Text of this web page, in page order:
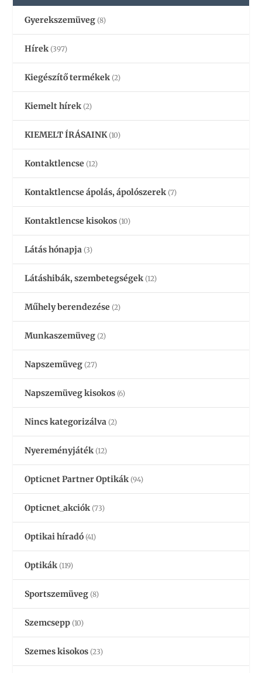
Gyerekszemüveg (8)
Hírek (397)
Kiegészítő termékek (2)
Kiemelt hírek (2)
KIEMELT ÍRÁSAINK (10)
Kontaktlencse (12)
Kontaktlencse ápolás, ápolószerek (7)
Kontaktlencse kisokos (10)
Látás hónapja (3)
Látáshibák, szembetegségek (12)
Műhely berendezése (2)
Munkaszemüveg (2)
Napszemüveg (27)
Napszemüveg kisokos (6)
Nincs kategorizálva (2)
Nyereményjáték (12)
Opticnet Partner Optikák (94)
Opticnet_akciók (73)
Optikai híradó (41)
Optikák (119)
Sportszemüveg (8)
Szemcsepp (10)
Szemes kisokos (23)